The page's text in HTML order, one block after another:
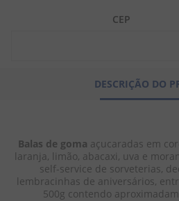
CEP
DESCRIÇÃO DO
Balas de goma açucaradas em
laranja, limão, abacaxi, uva e
self-service de sorveterias,
lembracinhas de aniversários,
500g contendo